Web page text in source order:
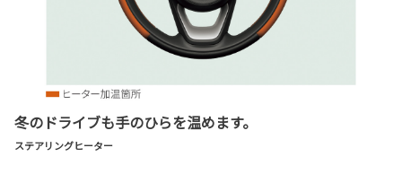
冬のドライブも手のひらを温めます。
ステアリングヒーター